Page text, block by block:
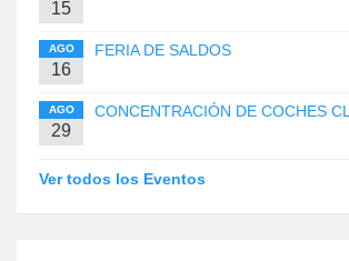
15
AGO
16
FERIA DE SALDOS
AGO
29
CONCENTRACIÓN DE COCHES
Ver todos los Eventos